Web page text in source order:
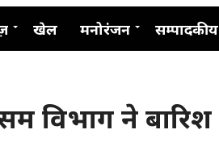
खेल मनोरंजन सम्पादकीय
विभाग ने बारिश